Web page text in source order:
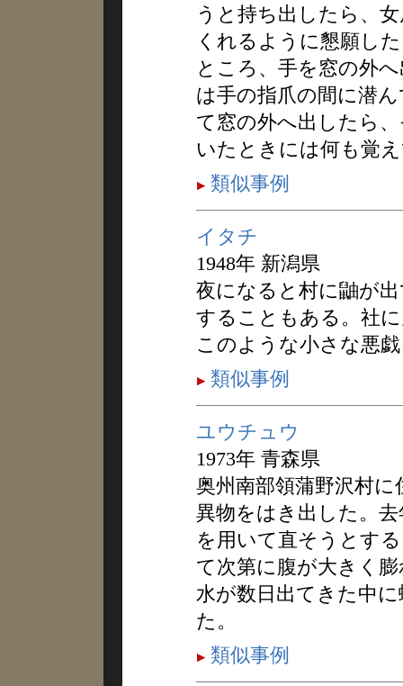
うと持ち出したら、
くれるように懇願し
ところ、手を窓の外
は手の指爪の間に潜
て窓の外へ出したら
いたときには何も覚
類似事例
イタチ
1948年 新潟県
夜になると村に鼬が
することもある。社
このような小さな悪
類似事例
ユウチュウ
1973年 青森県
奥州南部領蒲野沢村に
異物をはき出した。
を用いて直そうとす
て次第に腹が大きく
水が数日出てきた中
た。
類似事例